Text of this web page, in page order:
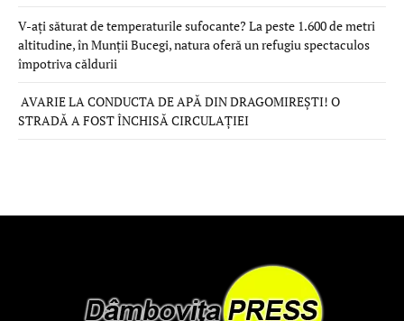
V-ați săturat de temperaturile sufocante? La peste 1.600 de metri
altitudine, în Munții Bucegi, natura oferă un refugiu spectaculos
împotriva căldurii
AVARIE LA CONDUCTA DE APĂ DIN DRAGOMIREȘTI! O
STRADĂ A FOST ÎNCHISĂ CIRCULAȚIEI